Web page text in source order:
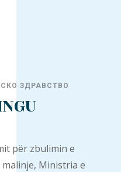
ЗДРАВСТВО
për zbulimin e
Ministria e